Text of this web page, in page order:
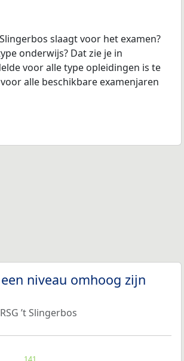
slaagt voor het examen?
onderwijs? Dat zie je in
voor alle type opleidingen is te
alle beschikbare examenjaren
niveau omhoog zijn
’t Slingerbos